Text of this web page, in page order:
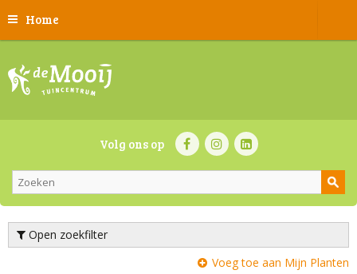
Home
Volg ons op
Open zoekfilter
Voeg toe aan Mijn Planten